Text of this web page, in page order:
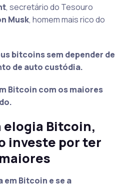
, secretário do Tesouro
Musk, homem mais rico do
bitcoins sem depender de
de auto custódia.
Bitcoin com os maiores
elogia Bitcoin,
investe por ter
Bitcoin e se a